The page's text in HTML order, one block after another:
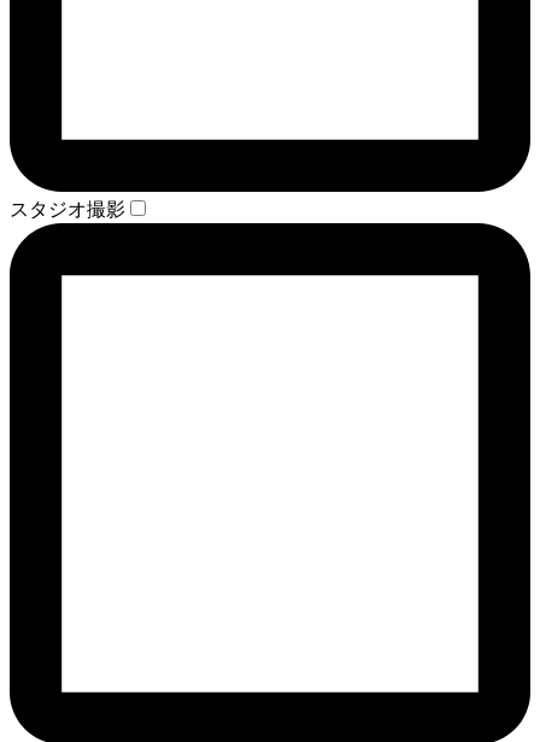
スタジオ撮影